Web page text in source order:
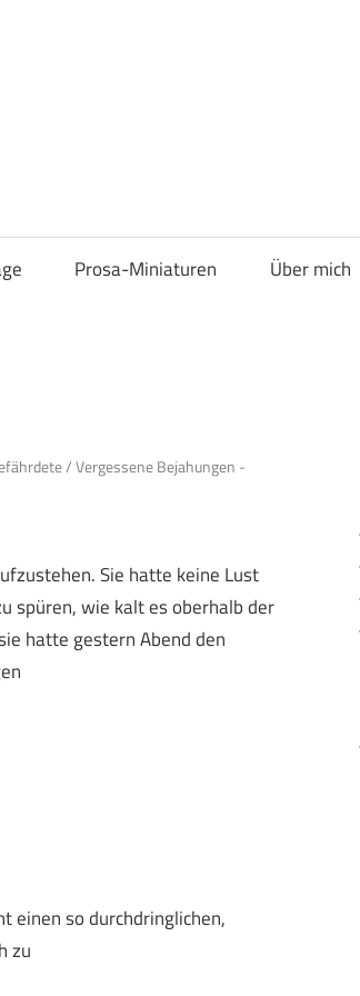
Prosa-Miniaturen Über mich
/Vergessene Bejahungen -
Sie hatte keine Lust
spüren, wie kalt es oberhalb der
hatte gestern Abend den
einen so durchdringlichen,
zu